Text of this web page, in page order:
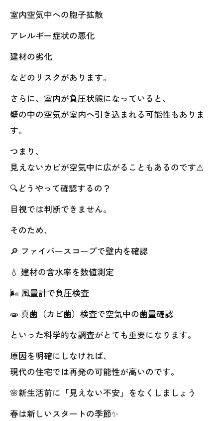
室内空気中への胞子拡散
アレルギー症状の悪化
建材の劣化
などのリスクがあります。
さらに、室内が負圧状態になっていると、
壁の中の空気が室内へ引き込まれる可能性もありま
す。
つまり、
見えないカビが空気中に広がることもあるのです⚠
🔍どうやって確認するの？
目視では判断できません。
そのため、
🔎 ファイバースコープで壁内を確認
💧 建材の含水率を数値測定
🌬 風量計で負圧検査
🧫 真菌（カビ菌）検査で空気中の菌量確認
といった科学的な調査がとても重要になります。
原因を明確にしなければ、
現代の住宅では再発の可能性が高いのです。
🌸新生活前に「見えない不安」をなくしましょう
春は新しいスタートの季節✨